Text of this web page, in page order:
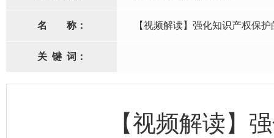
名 称： 【视频解读】强化知识产权保
关 键 词：
【视频解读】